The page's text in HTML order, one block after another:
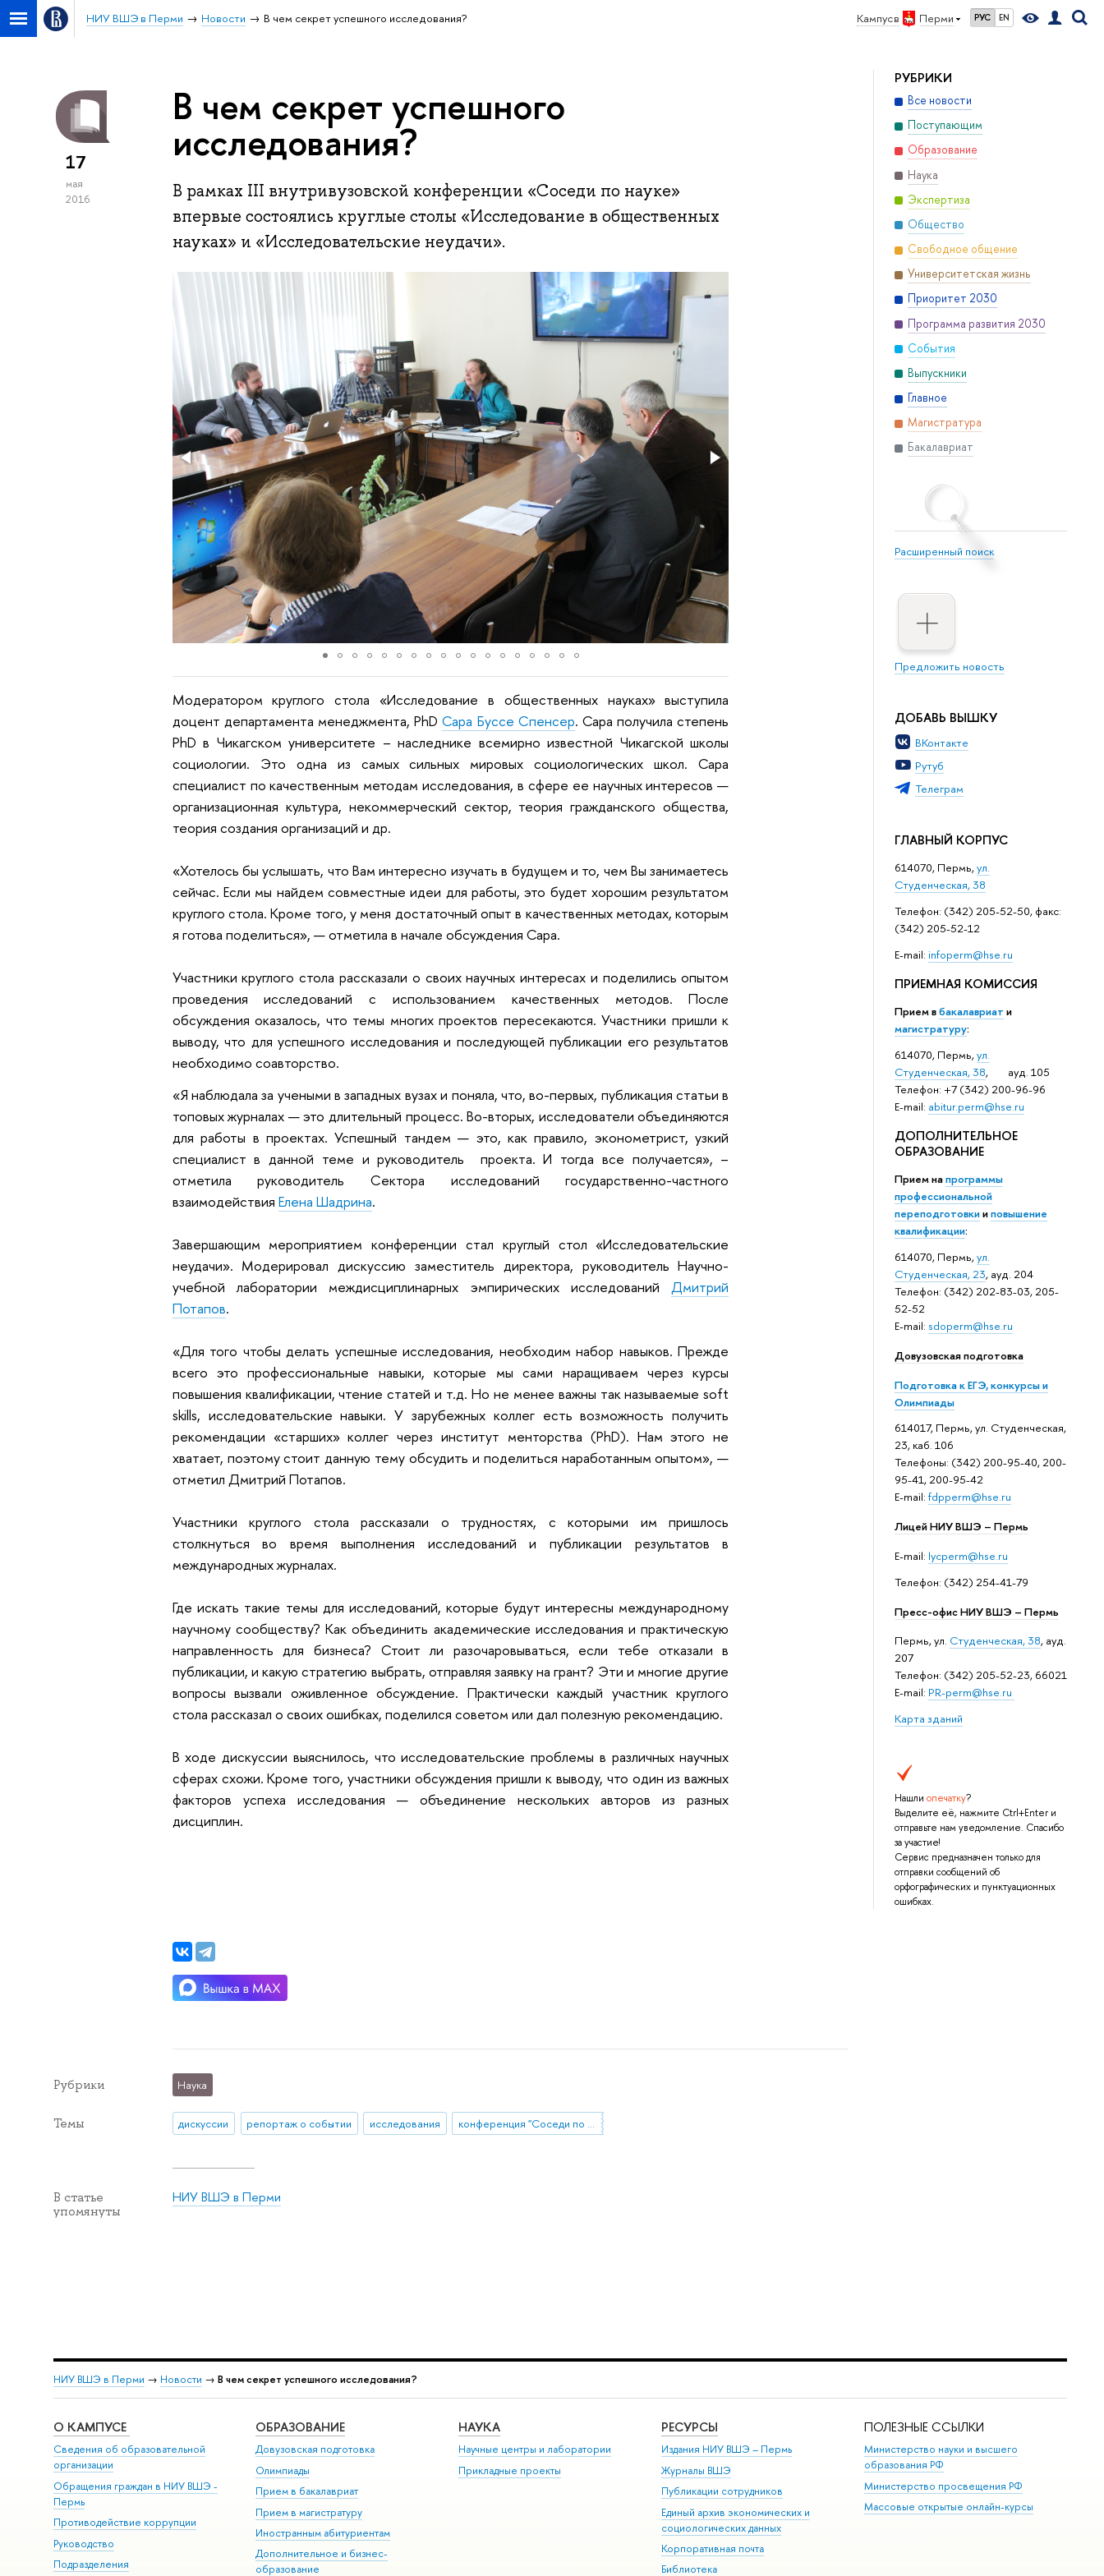
Кампус в Перми РУС EN
НИУ ВШЭ в Перми Новости В чем секрет успешного исследования?
РУБРИКИ
Все новости
Поступающим
Образование
Наука
Экспертиза
Общество
Свободное общение
Университетская жизнь
Приоритет 2030
Программа развития 2030
События
Выпускники
Главное
Магистратура
Бакалавриат
Расширенный поиск
Предложить новость
ДОБАВЬ ВЫШКУ
ВКонтакте
Рутуб
Телеграм
ГЛАВНЫЙ КОРПУС
614070, Пермь,ул.
Студенческая, 38
Телефон: (342) 205-52-50, факс:
(342) 205-52-12
Е-mail: infoperm@hse.ru
ПРИЕМНАЯ КОМИССИЯ
Прием вбакалавриат и
магистратуру:
614070, Пермь,ул.
Студенческая, 38, ауд. 105
Телефон: +7 (342) 200-96-96
E-mail: abitur.perm@hse.ru
ДОПОЛНИТЕЛЬНОЕ
ОБРАЗОВАНИЕ
Прием напрограммы
профессиональной
переподготовкииповышение
квалификации:
614070, Пермь,ул.
Студенческая, 23, ауд. 204
Телефон: (342) 202-83-03, 205-
52-52
E-mail: sdoperm@hse.ru
Довузовская подготовка
Подготовка к ЕГЭ, конкурсы и
Олимпиады
614017, Пермь, ул. Студенческая,
23, каб. 106
Телефоны: (342) 200-95-40, 200-
95-41, 200-95-42
E-mail: fdpperm@hse.ru
Лицей НИУ ВШЭ – Пермь
E-mail: lycperm@hse.ru
Телефон: (342) 254-41-79
Пресс-офис НИУ ВШЭ – Пермь
Пермь, ул. Студенческая, 38, ауд.
207
Телефон: (342) 205-52-23, 66021
E-mail: PR-perm@hse.ru
Карта зданий
Нашли опечатку?
Выделите её, нажмите Ctrl+Enter и
отправьте нам уведомление. Спасибо
за участие!
Сервис предназначен только для
отправки сообщений об
орфографических и пунктуационных
ошибках.
17
мая
2016
В чем секрет успешного
исследования?
В рамках III внутривузовской конференции «Соседи по науке»
впервые состоялись круглые столы «Исследование в общественных
науках» и «Исследовательские неудачи».
Модератором круглого стола «Исследование в общественных науках» выступила
доцент департамента менеджмента, PhDСара Буссе Спенсер. Сара получила степень
PhD в Чикагском университете – наследнике всемирно известной Чикагской школы
социологии. Это одна из самых сильных мировых социологических школ. Сара
специалист по качественным методам исследования, в сфере ее научных интересов —
организационная культура, некоммерческий сектор, теория гражданского общества,
теория создания организаций и др.
«Хотелось бы услышать, что Вам интересно изучать в будущем и то, чем Вы занимаетесь
сейчас. Если мы найдем совместные идеи для работы, это будет хорошим результатом
круглого стола. Кроме того, у меня достаточный опыт в качественных методах, которым
я готова поделиться», — отметила в начале обсуждения Сара.
Участники круглого стола рассказали о своих научных интересах и поделились опытом
проведения исследований с использованием качественных методов. После
обсуждения оказалось, что темы многих проектов пересекаются. Участники пришли к
выводу, что для успешного исследования и последующей публикации его результатов
необходимо соавторство.
«Я наблюдала за учеными в западных вузах и поняла, что, во-первых, публикация статьи в
топовых журналах — это длительный процесс. Во-вторых, исследователи объединяются
для работы в проектах. Успешный тандем — это, как правило, эконометрист, узкий
специалист в данной теме и руководитель проекта. И тогда все получается», –
отметила руководитель Сектора исследований государственно-частного
взаимодействия Елена Шадрина.
Завершающим мероприятием конференции стал круглый стол «Исследовательские
неудачи». Модерировал дискуссию заместитель директора, руководитель Научно-
учебной лаборатории междисциплинарных эмпирических исследованийДмитрий
Потапов.
«Для того чтобы делать успешные исследования, необходим набор навыков. Прежде
всего это профессиональные навыки, которые мы сами наращиваем через курсы
повышения квалификации, чтение статей и т.д. Но не менее важны так называемые soft
skills, исследовательские навыки. У зарубежных коллег есть возможность получить
рекомендации «старших» коллег через институт менторства (PhD). Нам этого не
хватает, поэтому стоит данную тему обсудить и поделиться наработанным опытом», —
отметил Дмитрий Потапов.
Участники круглого стола рассказали о трудностях, с которыми им пришлось
столкнуться во время выполнения исследований и публикации результатов в
международных журналах.
Где искать такие темы для исследований, которые будут интересны международному
научному сообществу? Как объединить академические исследования и практическую
направленность для бизнеса? Стоит ли разочаровываться, если тебе отказали в
публикации, и какую стратегию выбрать, отправляя заявку на грант? Эти и многие другие
вопросы вызвали оживленное обсуждение. Практически каждый участник круглого
стола рассказал о своих ошибках, поделился советом или дал полезную рекомендацию.
В ходе дискуссии выяснилось, что исследовательские проблемы в различных научных
сферах схожи. Кроме того, участники обсуждения пришли к выводу, что один из важных
факторов успеха исследования — объединение нескольких авторов из разных
дисциплин.
Рубрики Наука
Темы дискуссии репортаж о событии исследования конференция "Соседи по науке"
В статье
упомянуты
НИУ ВШЭ в Перми
НИУ ВШЭ в Перми → Новости → В чем секрет успешного исследования?
О КАМПУСЕ
Сведения об образовательной
организации
Обращения граждан в НИУ ВШЭ -
Пермь
Противодействие коррупции
Руководство
Подразделения
ОБРАЗОВАНИЕ
Довузовская подготовка
Олимпиады
Прием в бакалавриат
Прием в магистратуру
Иностранным абитуриентам
Дополнительное и бизнес-
образование
НАУКА
Научные центры и лаборатории
Прикладные проекты
РЕСУРСЫ
Издания НИУ ВШЭ ­– Пермь
Журналы ВШЭ
Публикации сотрудников
Единый архив экономических и
социологических данных
Корпоративная почта
Библиотека
ПОЛЕЗНЫЕ ССЫЛКИ
Министерство науки и высшего
образования РФ
Министерство просвещения РФ
Массовые открытые онлайн-курсы